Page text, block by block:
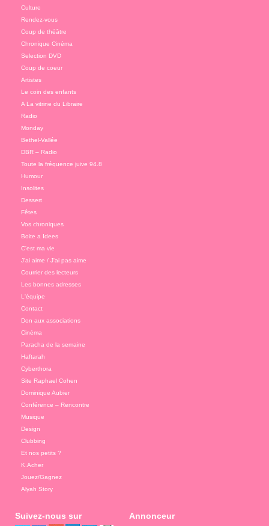
Culture
Rendez-vous
Coup de théâtre
Chronique Cinéma
Selection DVD
Coup de coeur
Artistes
Le coin des enfants
A La vitrine du Libraire
Radio
Monday
Bethel-Vallée
DBR – Radio
Toute la fréquence juive 94.8
Humour
Insolites
Dessert
Fêtes
Vos chroniques
Boite a Idees
C'est ma vie
J'ai aime / J'ai pas aime
Courrier des lecteurs
Les bonnes adresses
L'équipe
Contact
Don aux associations
Cinéma
Paracha de la semaine
Haftarah
Cyberthora
Site Raphael Cohen
Dominique Aubier
Conférence – Rencontre
Musique
Design
Clubbing
Et nos petits ?
K.Acher
Jouez/Gagnez
Alyah Story
Suivez-nous sur Annonceur